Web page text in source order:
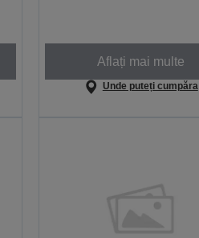
Aflați mai multe
Unde puteți cumpăra